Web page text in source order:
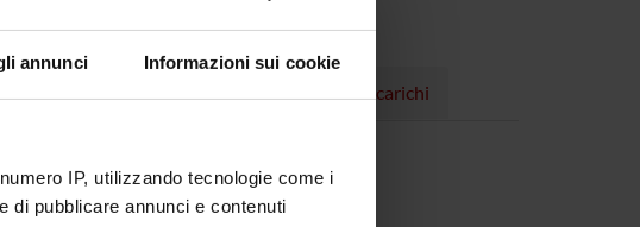
annunci Informazioni sui cookie
IP, utilizzando tecnologie come i
di pubblicare annunci e contenuti
Incarichi
(pdf, it, 232 KB, 13/04/23)
(pdf, it, 238 KB, 13/04/23)